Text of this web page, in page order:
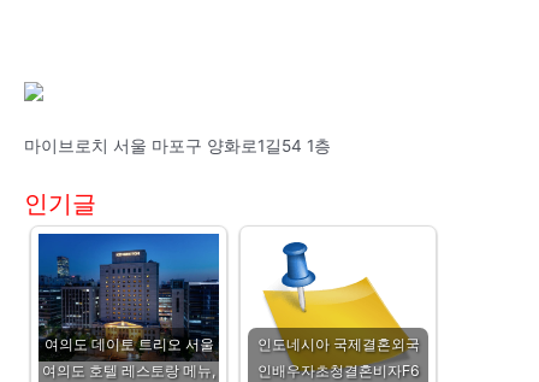
마이브로치 서울 마포구 양화로1길54 1층
인기글
여의도 데이토 트리오 서울
여의도 호텔 레스토랑 메뉴,
인도네시아 국제결혼외국
인배우자초청결혼비자F6